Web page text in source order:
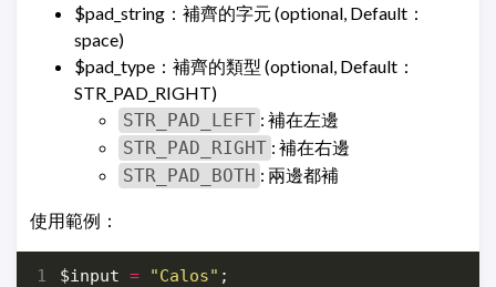
$pad_string：補齊的字元 (optional, Default：
space)
$pad_type：補齊的類型 (optional, Default：
STR_PAD_RIGHT)
STR_PAD_LEFT : 補在左邊
STR_PAD_RIGHT : 補在右邊
STR_PAD_BOTH : 兩邊都補
使用範例：
$input = "Calos" ;